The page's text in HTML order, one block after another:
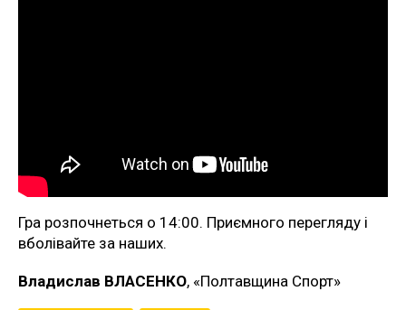
Гра розпочнеться о 14:00. Приємного перегляду і
вболівайте за наших.
Владислав ВЛАСЕНКО, «Полтавщина Спорт»